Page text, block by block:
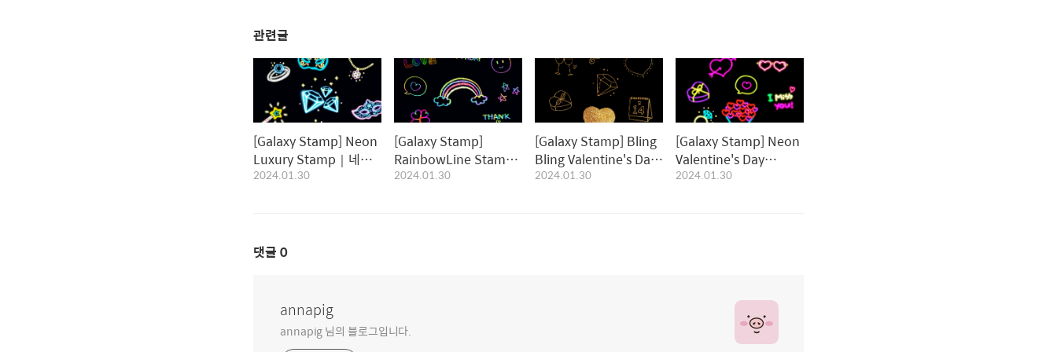
관련글
[Galaxy Stamp] Neon
Luxury Stamp｜네온
럭셔리스탬프
2024.01.30
[Galaxy Stamp]
RainbowLine Stamp
｜레인보우라인 스탬프
2024.01.30
[Galaxy Stamp] Bling
Bling Valentine's Day
Stamp｜블링블링 발렌
2024.01.30
[Galaxy Stamp] Neon
Valentine's Day
Stamp｜네온 발렌타인
2024.01.30
댓글 0
annapig
annapig 님의 블로그입니다.